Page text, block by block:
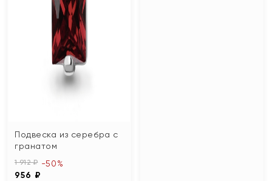
Подвеска из серебра с
гранатом
1 912 ₽
956 ₽
-50%